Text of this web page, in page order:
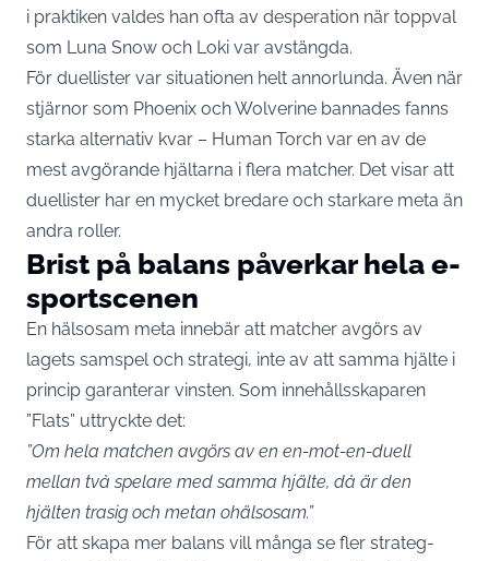
i praktiken valdes han ofta av desperation när toppval
som Luna Snow och Loki var avstängda.
För duellister var situationen helt annorlunda. Även när
stjärnor som Phoenix och Wolverine bannades fanns
starka alternativ kvar – Human Torch var en av de
mest avgörande hjältarna i flera matcher. Det visar att
duellister har en mycket bredare och starkare meta än
andra roller.
Brist på balans påverkar hela e-
sportscenen
En hälsosam meta innebär att matcher avgörs av
lagets samspel och strategi, inte av att samma hjälte i
princip garanterar vinsten. Som innehållsskaparen
”Flats” uttryckte det:
”Om hela matchen avgörs av en en-mot-en-duell
mellan två spelare med samma hjälte, då är den
hjälten trasig och metan ohälsosam.”
För att skapa mer balans vill många se fler strateg-